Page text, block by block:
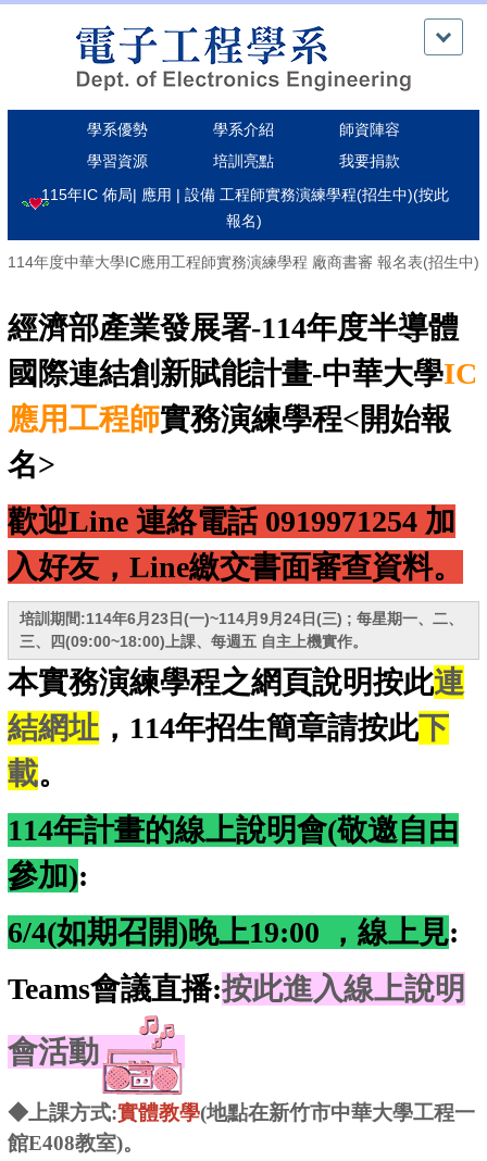
內
學系優勢 學系介紹
師資陣容
學習資源
培訓亮點
我要捐款
115年IC 佈局| 應用 | 設備 工程師實務演練學程(招生中)(按此
報名)
114年度中華大學IC應用工程師實務演練學程 廠商書審 報名表(招生中)
經濟部產業發展署-114年度半導體
國際連結創新賦能計畫-中華大學IC
應用工程師實務演練學程<開始報
名>
歡迎Line 連絡電話 0919971254 加
入好友，Line繳交書面審查資料。
培訓期間:114年6月23日(一)~114月9月24日(三) ; 每星期一、二、
三、四(09:00~18:00) 上課、每週五 自主上機實作。
本實務演練學程之網頁說明按此連
結網址 ，114年招生簡章請按此下
載。
114年計畫的線上說明會(敬邀自由
參加):
6/4(如期召開)晚上19:00 ，線上見:
Teams會議直播:按此進入線上說明
會活動
◆上課方式:實體教學(地點在新竹市中華大學工程一
館E408教室)。